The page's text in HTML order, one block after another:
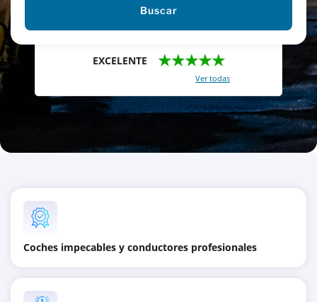
Buscar
EXCELENTE ★★★★★
Ver todas
Coches impecables y conductores profesionales